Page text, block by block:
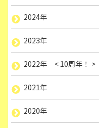
2024年
2023年
2022年 < 10周年！ >
2021年
2020年